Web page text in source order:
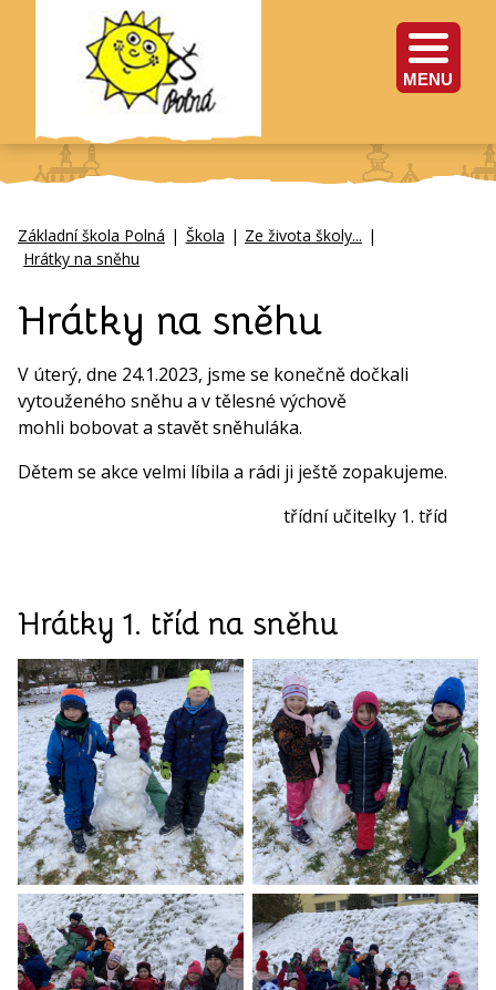
MENU
Základní škola Polná | Škola | Ze života školy... |
Hrátky na sněhu
Hrátky na sněhu
V úterý, dne 24.1.2023, jsme se konečně dočkali
vytouženého sněhu a v tělesné výchově
mohli bobovat a stavět sněhuláka.
Dětem se akce velmi líbila a rádi ji ještě zopakujeme.
třídní učitelky 1. tříd
Hrátky 1. tříd na sněhu